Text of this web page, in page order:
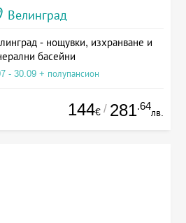
Велинград
- нощувки, изхранване и
басейни
- 30.09 + полупансион
144€ / 281.64
лв.